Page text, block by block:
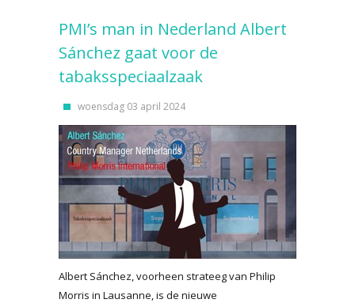
PMI’s man in Nederland Albert
Sánchez gaat voor de
tabaksspeciaalzaak
woensdag 03 april 2024
Albert Sánchez, voorheen strateeg van Philip
Morris in Lausanne, is de nieuwe